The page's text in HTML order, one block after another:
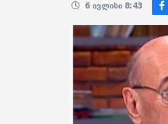
6 ივლისი 8:43